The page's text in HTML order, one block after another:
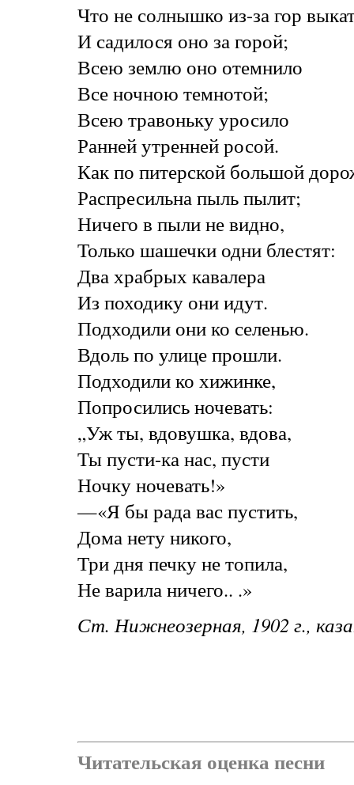
Что не солнышко из-за гор
И садилося оно за горой;
Всею землю оно отемнило
Все ночною темнотой;
Всею травоньку уросило
Ранней утренней росой.
Как по питерской большой
Распресильна пыль пылит;
Ничего в пыли не видно,
Только шашечки одни блестят:
Два храбрых кавалера
Из походику они идут.
Подходили они ко селенью.
Вдоль по улице прошли.
Подходили ко хижинке,
Попросились ночевать:
„Уж ты, вдовушка, вдова,
Ты пусти-ка нас, пусти
Ночку ночевать!»
—«Я бы рада вас пустить,
Дома нету никого,
Три дня печку не топила,
Не варила ничего.. .»
Ст. Нижнеозерная, 1902 г.,
Читательская оценка песни